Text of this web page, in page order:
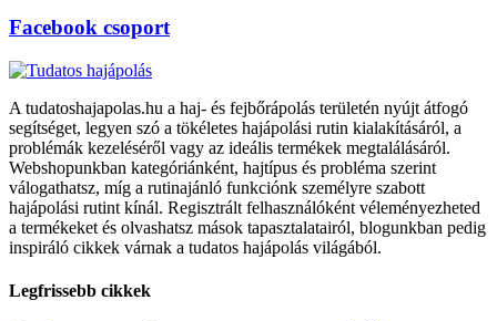
Facebook csoport
A tudatoshajapolas.hu a haj- és fejbőrápolás területén nyújt átfogó
segítséget, legyen szó a tökéletes hajápolási rutin kialakításáról, a
problémák kezeléséről vagy az ideális termékek megtalálásáról.
Webshopunkban kategóriánként, hajtípus és probléma szerint
válogathatsz, míg a rutinajánló funkciónk személyre szabott
hajápolási rutint kínál. Regisztrált felhasználóként véleményezheted
a termékeket és olvashatsz mások tapasztalatairól, blogunkban pedig
inspiráló cikkek várnak a tudatos hajápolás világából.
Legfrissebb cikkek